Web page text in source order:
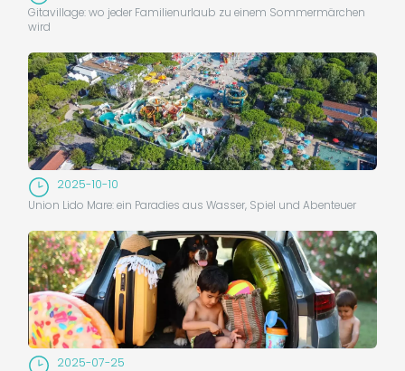
Gitavillage: wo jeder Familienurlaub zu einem Sommermärchen
wird
2025-10-10
Union Lido Mare: ein Paradies aus Wasser, Spiel und Abenteuer
2025-07-25